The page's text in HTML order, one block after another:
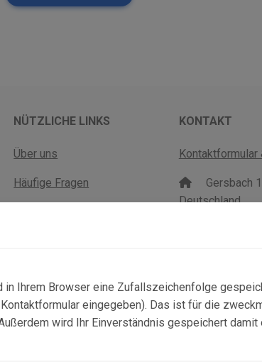
in Ihrem Browser eine Zufallszeichenfolge
eingegeben). Das ist für die
wird Ihr Einverständnis gespeichert
NÜTZLICHE LINKS
Über uns
Häufige Fragen
KONTAKT
Kontaktformular
Gersbach
Deutschland